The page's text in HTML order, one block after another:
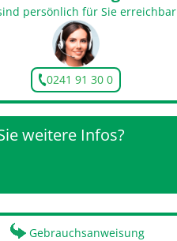
persönlich für Sie erreichbar
0241 91 30 0
weitere Infos?
Gebrauchsanweisung